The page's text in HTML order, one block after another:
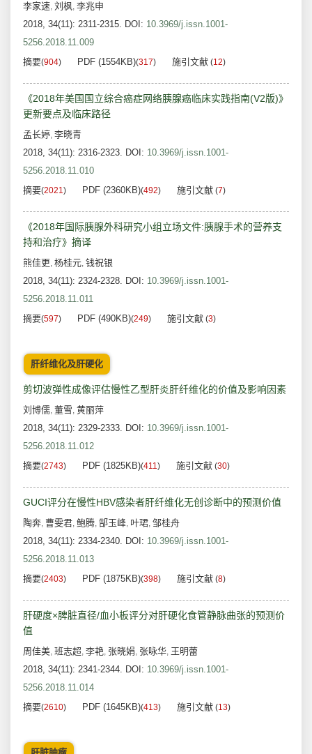
李家速, 刘枫, 李兆申
2018, 34(11): 2311-2315. DOI: 10.3969/j.issn.1001-
5256.2018.11.009
摘要(904) PDF (1554KB)(317) 施引文献 (12)
《2018年美国国立综合癌症网络胰腺癌临床实践指南(V2版)》
更新要点及临床路径
孟长婷, 李晓青
2018, 34(11): 2316-2323. DOI: 10.3969/j.issn.1001-
5256.2018.11.010
摘要(2021) PDF (2360KB)(492) 施引文献 (7)
《2018年国际胰腺外科研究小组立场文件:胰腺手术的营养支
持和治疗》摘译
熊佳更, 杨桂元, 钱祝银
2018, 34(11): 2324-2328. DOI: 10.3969/j.issn.1001-
5256.2018.11.011
摘要(597) PDF (490KB)(249) 施引文献 (3)
肝纤维化及肝硬化
剪切波弹性成像评估慢性乙型肝炎肝纤维化的价值及影响因素
刘博儒, 董雪, 黄丽萍
2018, 34(11): 2329-2333. DOI: 10.3969/j.issn.1001-
5256.2018.11.012
摘要(2743) PDF (1825KB)(411) 施引文献 (30)
GUCI评分在慢性HBV感染者肝纤维化无创诊断中的预测价值
陶奔, 曹雯君, 鲍腾, 郜玉峰, 叶珺, 邹桂舟
2018, 34(11): 2334-2340. DOI: 10.3969/j.issn.1001-
5256.2018.11.013
摘要(2403) PDF (1875KB)(398) 施引文献 (8)
肝硬度×脾脏直径/血小板评分对肝硬化食管静脉曲张的预测价
值
周佳美, 班志超, 李艳, 张晓娟, 张咏华, 王明蕾
2018, 34(11): 2341-2344. DOI: 10.3969/j.issn.1001-
5256.2018.11.014
摘要(2610) PDF (1645KB)(413) 施引文献 (13)